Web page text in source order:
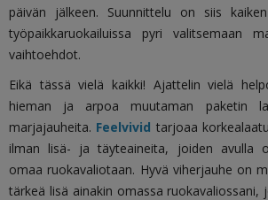
päivän jälkeen. Suunnittelu on siis
työpaikkaruokailuissa pyri valitsemaan
vaihtoehdot.
Eikä tässä vielä kaikki! Ajattelin vielä
hieman ja arpoa muutaman paketin
marjajauheita. Feelvivid tarjoaa
ilman lisä- ja täyteaineita, joiden avulla
omaa ruokavaliotaan. Hyvä viherjauhe on
tärkeä lisä ainakin omassa ruokavaliossani,